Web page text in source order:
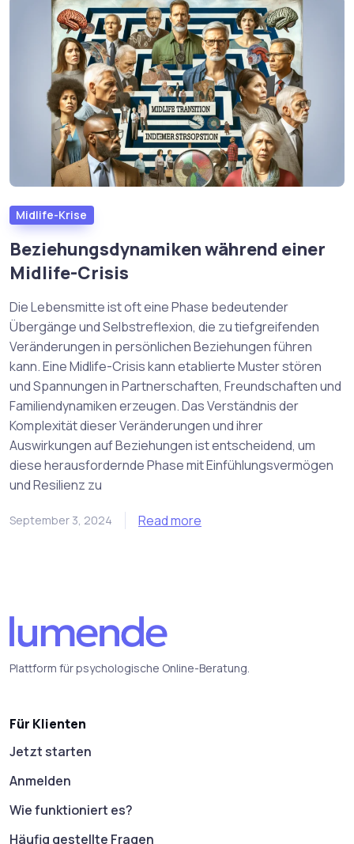
Midlife-Krise
Beziehungsdynamiken während einer
Midlife-Crisis
Die Lebensmitte ist oft eine Phase bedeutender
Übergänge und Selbstreflexion, die zu tiefgreifenden
Veränderungen in persönlichen Beziehungen führen
kann. Eine Midlife-Crisis kann etablierte Muster stören
und Spannungen in Partnerschaften, Freundschaften und
Familiendynamiken erzeugen. Das Verständnis der
Komplexität dieser Veränderungen und ihrer
Auswirkungen auf Beziehungen ist entscheidend, um
diese herausfordernde Phase mit Einfühlungsvermögen
und Resilienz zu
September 3, 2024 Read more
Plattform für psychologische Online-Beratung.
Für Klienten
Jetzt starten
Anmelden
Wie funktioniert es?
Häufig gestellte Fragen